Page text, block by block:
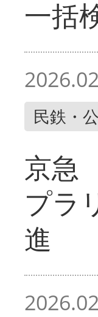
一括
民鉄・
京急
プラ
進